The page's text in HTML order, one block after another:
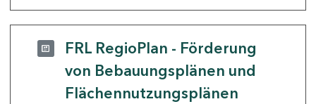
FRL RegioPlan - Förderung
von Bebauungsplänen und
Flächennutzungsplänen